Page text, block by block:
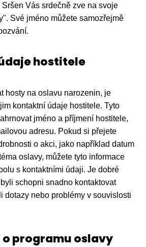
Vás srdečně zve na svoje
Své jméno můžete samozřejmě
hostitele
hosty na oslavu narozenin, je
kontaktní údaje hostitele. Tyto
jméno a příjmení hostitele,
adresu. Pokud si přejete
o akci, jako například datum
oslavy, můžete tyto informace
s kontaktními údaji. Je dobré
schopni snadno kontaktovat
dotazy nebo problémy v souvislosti
programu oslavy